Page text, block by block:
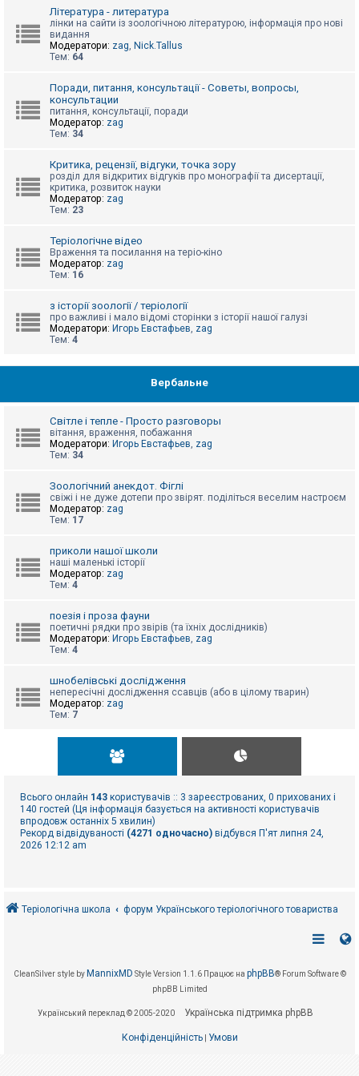
м
о
г
Література - литература
лінки на сайти із зоологічною літературою, інформація про нові
видання
Модератори: zag, Nick.Tallus
Тем: 64
Поради, питання, консультації - Советы, вопросы,
консультации
питання, консультації, поради
Модератор: zag
Тем: 34
Критика, рецензії, відгуки, точка зору
розділ для відкритих відгуків про монографії та дисертації,
критика, розвиток науки
Модератор: zag
Тем: 23
Теріологічне відео
Враження та посилання на теріо-кіно
Модератор: zag
Тем: 16
з історії зоології / теріології
про важливі і мало відомі сторінки з історії нашої галузі
Модератори: Игорь Евстафьев, zag
Тем: 4
Вербальне
Світле і тепле - Просто разговоры
вітання, враження, побажання
Модератори: Игорь Евстафьев, zag
Тем: 34
Зоологічний анекдот. Фіглі
свіжі і не дуже дотепи про звірят. поділіться веселим настроєм
Модератор: zag
Тем: 17
приколи нашої школи
наші маленькі історії
Модератор: zag
Тем: 4
поезія і проза фауни
поетичні рядки про звірів (та їхніх дослідників)
Модератори: Игорь Евстафьев, zag
Тем: 4
шнобелівські дослідження
непересічні дослідження ссавців (або в цілому тварин)
Модератор: zag
Тем: 7
Всього онлайн 143 користувачів :: 3 зареєстрованих, 0 прихованих і
140 гостей (Ця інформація базується на активності користувачів
впродовж останніх 5 хвилин)
Рекорд відвідуваності (4271 одночасно) відбувся П'ят липня 24,
2026 12:12 am
Теріологічна школа форум Українського теріологічного товариства
CleanSilver style by MannixMD Style Version 1.1.6 Працює на phpBB® Forum Software ©
phpBB Limited
Український переклад © 2005-2020 Українська підтримка phpBB
Конфіденційність| Умови